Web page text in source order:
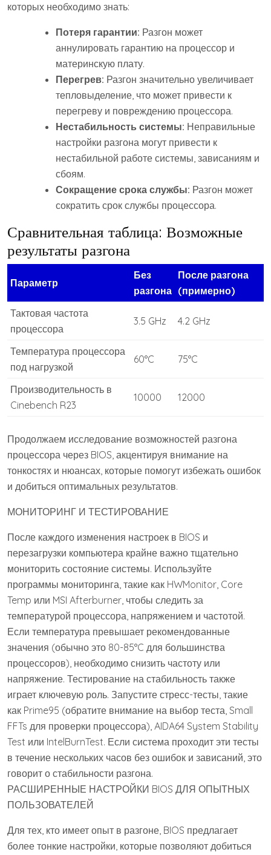
которых необходимо знать:
Потеря гарантии: Разгон может
аннулировать гарантию на процессор и
материнскую плату.
Перегрев: Разгон значительно увеличивает
тепловыделение, что может привести к
перегреву и повреждению процессора.
Нестабильность системы: Неправильные
настройки разгона могут привести к
нестабильной работе системы, зависаниям и
сбоям.
Сокращение срока службы: Разгон может
сократить срок службы процессора.
Сравнительная таблица: Возможные
результаты разгона
Параметр
Без
разгона
После разгона
(примерно)
Тактовая частота
процессора
3.5 GHz 4.2 GHz
Температура процессора
под нагрузкой
60°C 75°C
Производительность в
Cinebench R23
10000 12000
Продолжаем исследование возможностей разгона
процессора через BIOS, акцентируя внимание на
тонкостях и нюансах, которые помогут избежать ошибок
и добиться оптимальных результатов.
МОНИТОРИНГ И ТЕСТИРОВАНИЕ
После каждого изменения настроек в BIOS и
перезагрузки компьютера крайне важно тщательно
мониторить состояние системы. Используйте
программы мониторинга, такие как HWMonitor, Core
Temp или MSI Afterburner, чтобы следить за
температурой процессора, напряжением и частотой.
Если температура превышает рекомендованные
значения (обычно это 80-85°C для большинства
процессоров), необходимо снизить частоту или
напряжение. Тестирование на стабильность также
играет ключевую роль. Запустите стресс-тесты, такие
как Prime95 (обратите внимание на выбор теста, Small
FFTs для проверки процессора), AIDA64 System Stability
Test или IntelBurnTest. Если система проходит эти тесты
в течение нескольких часов без ошибок и зависаний, это
говорит о стабильности разгона.
РАСШИРЕННЫЕ НАСТРОЙКИ BIOS ДЛЯ ОПЫТНЫХ
ПОЛЬЗОВАТЕЛЕЙ
Для тех, кто имеет опыт в разгоне, BIOS предлагает
более тонкие настройки, которые позволяют добиться